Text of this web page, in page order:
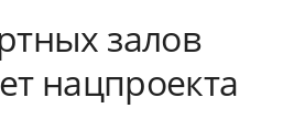
залов
нацпроекта